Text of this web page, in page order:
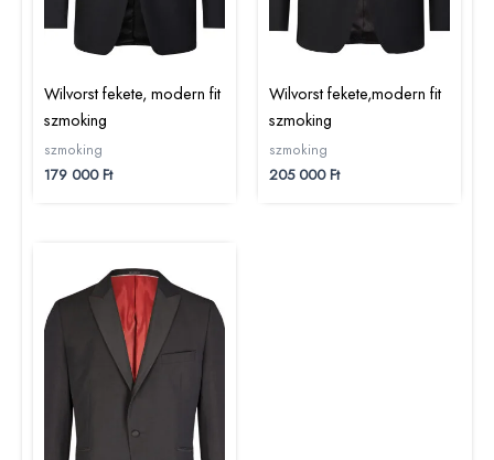
Wilvorst fekete, modern fit
szmoking
szmoking
179 000Ft
Wilvorst fekete,modern fit
szmoking
szmoking
205 000Ft